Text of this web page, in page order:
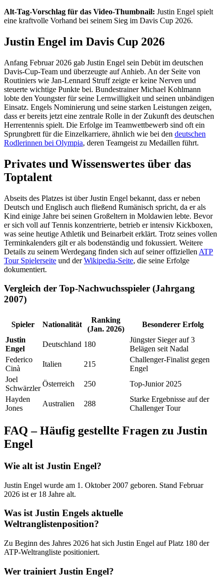
Alt-Tag-Vorschlag für das Video-Thumbnail: Justin Engel spielt
eine kraftvolle Vorhand bei seinem Sieg im Davis Cup 2026.
Justin Engel im Davis Cup 2026
Anfang Februar 2026 gab Justin Engel sein Debüt im deutschen
Davis-Cup-Team und überzeugte auf Anhieb. An der Seite von
Routiniers wie Jan-Lennard Struff zeigte er keine Nerven und
steuerte wichtige Punkte bei. Bundestrainer Michael Kohlmann
lobte den Youngster für seine Lernwilligkeit und seinen unbändigen
Einsatz. Engels Nominierung und seine starken Leistungen zeigen,
dass er bereits jetzt eine zentrale Rolle in der Zukunft des deutschen
Herrentennis spielt. Die Erfolge im Teamwettbewerb sind oft ein
Sprungbrett für die Einzelkarriere, ähnlich wie bei den deutschen
Rodlerinnen bei Olympia, deren Teamgeist zu Medaillen führt.
Privates und Wissenswertes über das
Toptalent
Abseits des Platzes ist über Justin Engel bekannt, dass er neben
Deutsch und Englisch auch fließend Rumänisch spricht, da er als
Kind einige Jahre bei seinen Großeltern in Moldawien lebte. Bevor
er sich voll auf Tennis konzentrierte, betrieb er intensiv Kickboxen,
was seine heutige Athletik und Beinarbeit erklärt. Trotz seines vollen
Terminkalenders gilt er als bodenständig und fokussiert. Weitere
Details zu seinem Werdegang finden sich auf seiner offiziellen ATP
Tour Spielerseite und derWikipedia-Seite, die seine Erfolge
dokumentiert.
Vergleich der Top-Nachwuchsspieler (Jahrgang
2007)
Spieler Nationalität
Ranking
(Jan. 2026)
Besonderer Erfolg
Justin
Engel
Deutschland 180
Jüngster Sieger auf 3
Belägen seit Nadal
Federico
Cinà
Italien 215
Challenger-Finalist gegen
Engel
Joel
Schwärzler
Österreich 250
Top-Junior 2025
Hayden
Jones
Australien 288
Starke Ergebnisse auf der
Challenger Tour
FAQ – Häufig gestellte Fragen zu Justin
Engel
Wie alt ist Justin Engel?
Justin Engel wurde am 1. Oktober 2007 geboren. Stand Februar
2026 ist er 18 Jahre alt.
Was ist Justin Engels aktuelle
Weltranglistenposition?
Zu Beginn des Jahres 2026 hat sich Justin Engel auf Platz 180 der
ATP-Weltrangliste positioniert.
Wer trainiert Justin Engel?